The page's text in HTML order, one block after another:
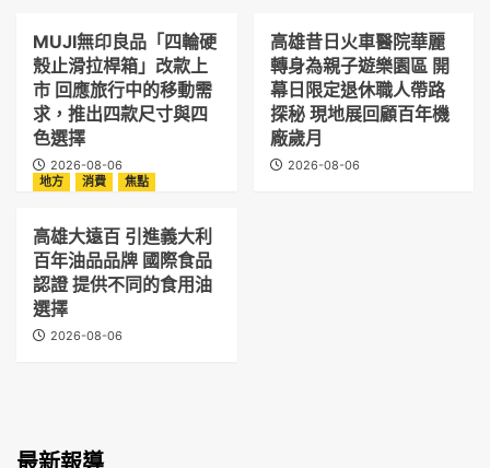
MUJI無印良品「四輪硬
殼止滑拉桿箱」改款上
市 回應旅行中的移動需
求，推出四款尺寸與四
色選擇
2026-08-06
高雄昔日火車醫院華麗
轉身為親子遊樂園區 開
幕日限定退休職人帶路
探秘 現地展回顧百年機
廠歲月
2026-08-06
地方
消費 焦點
高雄大遠百 引進義大利
百年油品品牌 國際食品
認證 提供不同的食用油
選擇
2026-08-06
最新報導